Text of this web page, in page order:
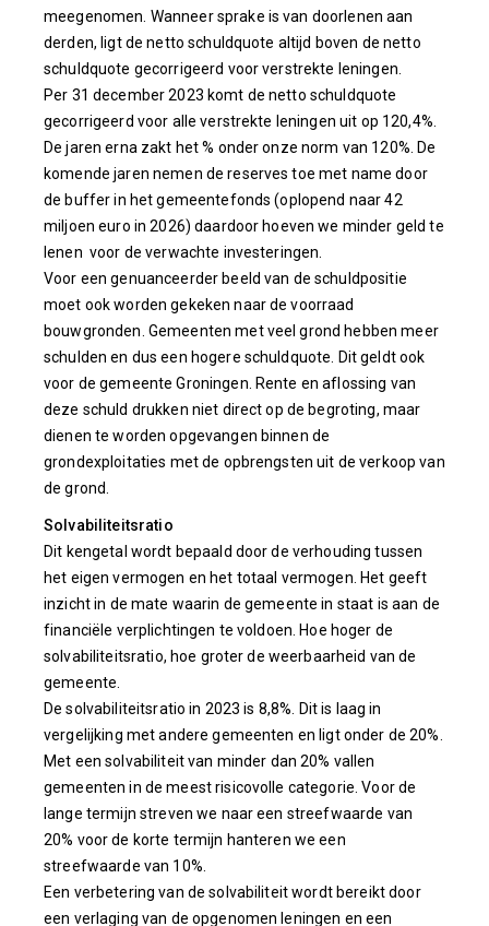
meegenomen. Wanneer sprake is van doorlenen aan
derden, ligt de netto schuldquote altijd boven de netto
schuldquote gecorrigeerd voor verstrekte leningen.
Per 31 december 2023 komt de netto schuldquote
gecorrigeerd voor alle verstrekte leningen uit op 120,4%.
De jaren erna zakt het % onder onze norm van 120%. De
komende jaren nemen de reserves toe met name door
de buffer in het gemeentefonds (oplopend naar 42
miljoen euro in 2026) daardoor hoeven we minder geld te
lenen voor de verwachte investeringen.
Voor een genuanceerder beeld van de schuldpositie
moet ook worden gekeken naar de voorraad
bouwgronden. Gemeenten met veel grond hebben meer
schulden en dus een hogere schuldquote. Dit geldt ook
voor de gemeente Groningen. Rente en aflossing van
deze schuld drukken niet direct op de begroting, maar
dienen te worden opgevangen binnen de
grondexploitaties met de opbrengsten uit de verkoop van
de grond.
Solvabiliteitsratio
Dit kengetal wordt bepaald door de verhouding tussen
het eigen vermogen en het totaal vermogen. Het geeft
inzicht in de mate waarin de gemeente in staat is aan de
financiële verplichtingen te voldoen. Hoe hoger de
solvabiliteitsratio, hoe groter de weerbaarheid van de
gemeente.
De solvabiliteitsratio in 2023 is 8,8%. Dit is laag in
vergelijking met andere gemeenten en ligt onder de 20%.
Met een solvabiliteit van minder dan 20% vallen
gemeenten in de meest risicovolle categorie. Voor de
lange termijn streven we naar een streefwaarde van
20% voor de korte termijn hanteren we een
streefwaarde van 10%.
Een verbetering van de solvabiliteit wordt bereikt door
een verlaging van de opgenomen leningen en een